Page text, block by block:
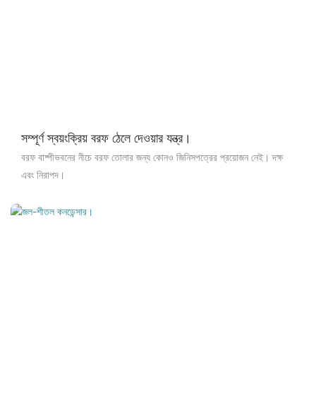
সম্পূর্ণ স্বয়ংক্রিয় বরফ ঠেলে দেওয়ার যন্ত্র।
বরফ বাষ্পীভবনের নীচে বরফ তোলার জন্য কোনও জিনিসপত্রের প্রয়োজন নেই। দক্ষ
এবং নিরাপদ।